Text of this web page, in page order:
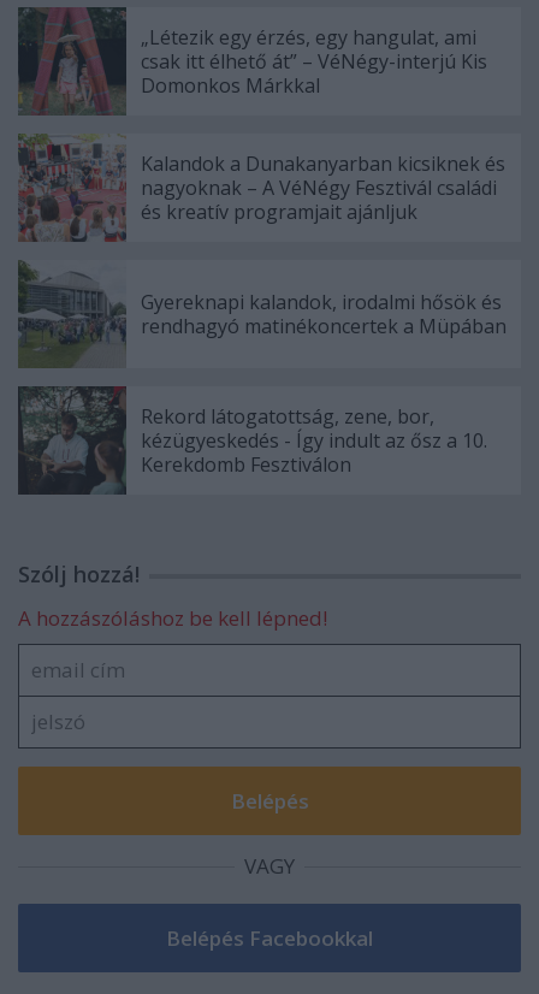
„Létezik egy érzés, egy hangulat, ami
csak itt élhető át” – VéNégy-interjú Kis
Domonkos Márkkal
Kalandok a Dunakanyarban kicsiknek és
nagyoknak – A VéNégy Fesztivál családi
és kreatív programjait ajánljuk
Gyereknapi kalandok, irodalmi hősök és
rendhagyó matinékoncertek a Müpában
Rekord látogatottság, zene, bor,
kézügyeskedés - Így indult az ősz a 10.
Kerekdomb Fesztiválon
Szólj hozzá!
A hozzászóláshoz be kell lépned!
VAGY